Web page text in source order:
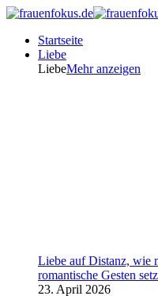
Startseite
Liebe
LiebeMehr anzeigen
Liebe auf Distanz, wie
romantische Gesten
23. April 2026